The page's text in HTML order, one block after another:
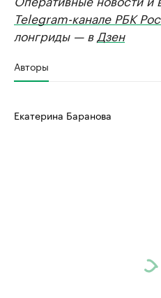
Telegram-канале РБК
лонгриды — в Дзен
Авторы
Екатерина Баранова